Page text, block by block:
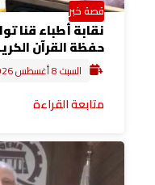
قصة خبر
نقابة أطباء قنا
حفظة القرآن
السبت 8 أغسطس 2026 2:11 م
متابعة القراءة